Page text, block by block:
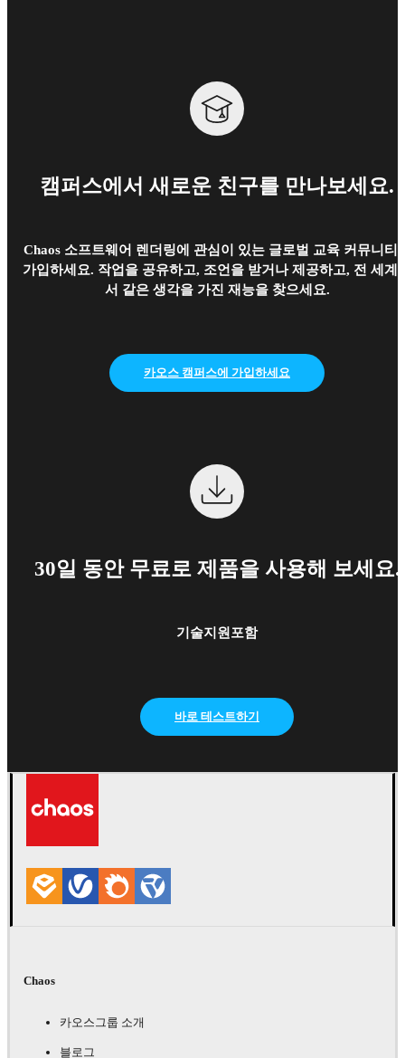
캠퍼스에서 새로운 친구를 만나보세요.
Chaos 소프트웨어 렌더링에 관심이 있는 글로벌 교육 커뮤니티
가입하세요. 작업을 공유하고, 조언을 받거나 제공하고, 전 세계
서 같은 생각을 가진 재능을 찾으세요.
카오스 캠퍼스에 가입하세요
30일 동안 무료로 제품을 사용해 보세요.
기술지원포함
바로 테스트하기
Chaos
카오스그룹 소개
블로그